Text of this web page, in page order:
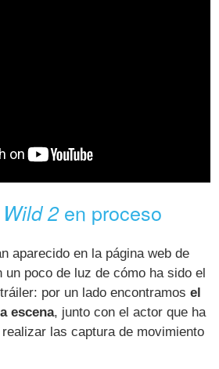
2en proceso
aparecido en la página web de
un poco de luz de cómo ha sido el
por un lado encontramos el
escena, junto con el actor que ha
las captura de movimiento